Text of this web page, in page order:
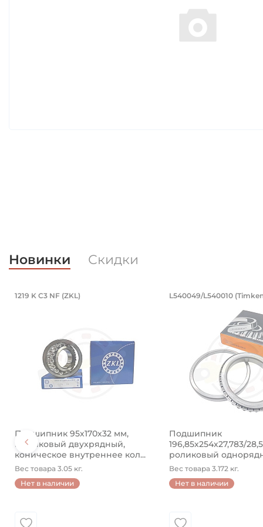
Новинки Скидки
(BBC-R)
(Kramp)Артикул 94871 (Kramp)
8x50 мм, оцинкованный.
Подшипник 95х170х32 мм,
1219 K C3 NF (ZKL)
Подшипник 95х170х32 мм,
шариковый двухрядный,
коническое внутреннее кол...
Вес товара 3.05 кг.
Нет в наличии
Подшипник
L540049/L540010
Подшипник
196,85х254х27,783/
роликовый
конический ...
Вес товара 3.172 кг.
Нет в наличии